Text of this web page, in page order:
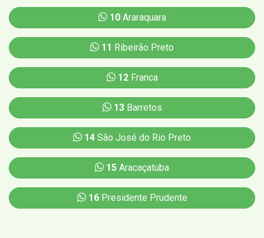
10Araraquara
11 Ribeirão Preto
12Franca
13Barretos
14 São José do Rio Preto
15 Aracaçatuba
16Presidente Prudente